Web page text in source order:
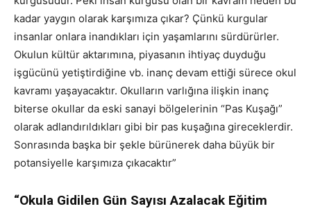
kadar yaygın olarak karşımıza çıkar? Çünkü kurgular
insanlar onlara inandıkları için yaşamlarını sürdürürler.
Okulun kültür aktarımına, piyasanın ihtiyaç duyduğu
işgücünü yetiştirdiğine vb. inanç devam ettiği sürece okul
kavramı yaşayacaktır. Okulların varlığına ilişkin inanç
biterse okullar da eski sanayi bölgelerinin “Pas Kuşağı”
olarak adlandırıldıkları gibi bir pas kuşağına gireceklerdir.
Sonrasında başka bir şekle bürünerek daha büyük bir
potansiyelle karşımıza çıkacaktır”
“Okula Gidilen Gün Sayısı Azalacak Eğitim